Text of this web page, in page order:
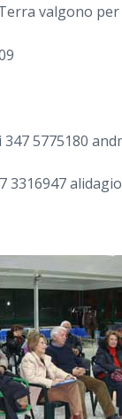
valgono
5775180
3316947